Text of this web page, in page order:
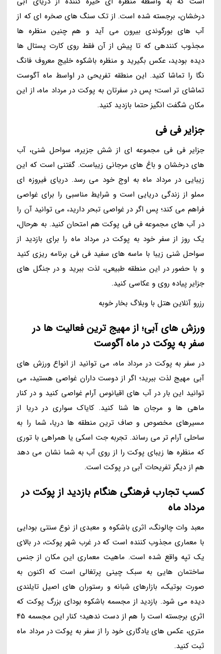
درخشان، برجسته شده است. از تک سنگ های صخره ای که از
آب های بورگوندی بیرون می آید و هم چنین منظره ها
مجذوب کنندهی که تا پیش از آن فقط روی کارت پستال ها
دیده بودید، عکس بگیرید و منظره باشکوه خلیج معروف فانگ
نگا را تماشا کنید. این منطقه تفریحی در اواسط ماه آگوست
تماشای تر است؛ پس در سفرتان به پوکت در مرداد ماه، از این
مکان شگفت انگیز حتما بازدید کنید.
جزایر فی فی
جزایر فی فی مجموعه ای از شش جزیره، سواحل شنی، آب
های درخشان و باغ های مرجانی زیباست. گفتنی است که این
زیبایی در مرداد ماه به اوج خود می رسد. دریای فیروزه ای
مملو از زندگی دریایی است و شرایط مناسبی را برای غواصی
فراهم می کند؛ پس اگر در غواصی تبحر دارید، می توانید آن را
در آب های مجموعه فی فی پوکت هم امتحان کنید. به هرحال،
یک روز از سفر خود به پوکت در مرداد ماه را برای بازدید از
سواحل شنی زیبا با ماسه های سفید فی فی برنامه ریزی کنید
و با حضور در این منطقه طبیعی، لذت ببرید و در جنگل های
جزایر پیاده روی و عکاسی کنید.
رزرو آنلاین هتل با وبلاگ بخار خوبه
ورزش های آبی؛ از مهیج ترین فعالیت ها در
سفر به پوکت در ماه آگوست
در سفر به پوکت در مرداد ماه، می توانید از انواع ورزش های
آبی مهیج لذت ببرید؛ اگر از دوست داران غواصی هستید، می
توانید این بار در آب های اقیانوس آرام غواصی کنید و در کنار
ماهی ها و مرجان ها شنا کنید. کایاک سواری در دریا از
مسیرهای مخصوص و صاف ترین منطقه ها دریا، شما را به
ساحلی آرام تر می رساند. تجربه جت اسکی یا همراهی با توری
که منظره ها زیبای پوکت را از روی آب به شما نشان می دهد
هم از دیگر تفریحات آبی در پوکت است.
کسب تجارب فرهنگی هنگام بازدید از پوکت در
مرداد ماه
معبد وات چالونگ، اثری باشکوه و معبدی از نوع سنتی بودایی
با معماری مجذوب کننده است که در غرب شهر پوکت، در بالای
یک تپه واقع شده است. ماهیت معماری این مکان از جنس
ساختمان هایی به سبک چینی پرتغالی است که اکنون به
صورت بوتیک، بازارهای شبانه و رستوران های اصیل تایلندی
دیده می شود. بازدید از مجسمه باشکوه بودای بزرگ پوکت که
اثری برجسته است را هم از دست ندهید؛ کنار این مجسمه 45
متری، عکس های یادگاری خود را از سفر به پوکت در مرداد ماه
ثبت کنید.